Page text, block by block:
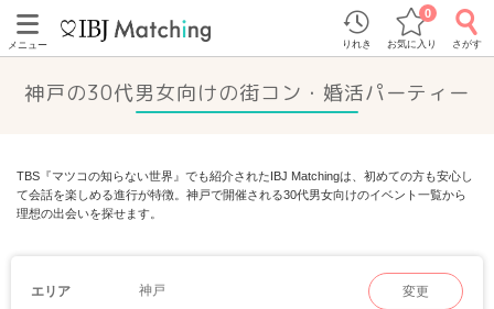
メニュー りれき お気に入り
0
さがす
神戸の30代男女向けの街コン・婚活パーティー
TBS『マツコの知らない世界』でも紹介されたIBJ Matchingは、初めての方も安心し
て会話を楽しめる進行が特徴。神戸で開催される30代男女向けのイベント一覧から
理想の出会いを探せます。
エリア 神戸 変更